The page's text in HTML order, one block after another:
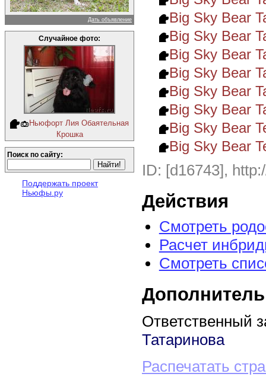
Дать объявление
Случайное фото:
Ньюфорт Лия Обаятельная
Крошка
Поиск по сайту:
Поддержать проект
Ньюфы.ру
Big Sky Bear
Big Sky Bear
Big Sky Bear
Big Sky Bear
Big Sky Bear
Big Sky Bear
Big Sky Bear
Big Sky Bear
ID: [d16743],
Действия
Смотреть
Расчет
Смотреть
Ответственный
Татаринова
Распечатать